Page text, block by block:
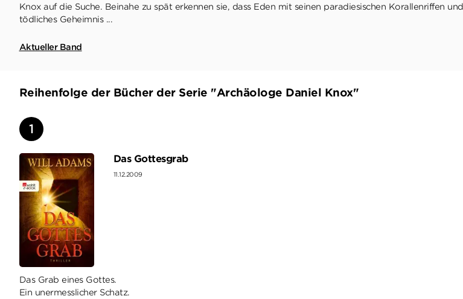
Knox auf die Suche. Beinahe zu spät erkennen sie, dass Eden mit seinen paradiesischen Korallenriffen
tödliches Geheimnis ...
Aktueller Band
Reihenfolge der Bücher der Serie "Archäologe Daniel Knox"
Das Gottesgrab
11.12.2009
Das Grab eines Gottes.
Ein unermesslicher Schatz.